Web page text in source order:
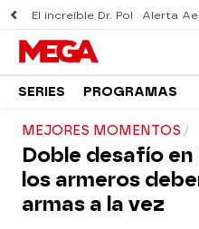
El increíble Dr. Pol Alerta
SERIES PROGRAMAS
MEJORES MOMENTOS
Doble desafío
los armeros
armas a la vez